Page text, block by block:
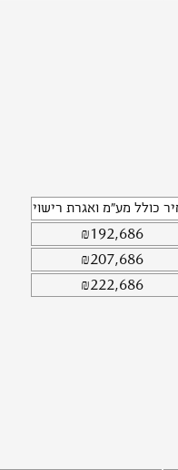
כולל מע"מ ואגרת רישוי
₪192,686
₪207,686
₪222,686